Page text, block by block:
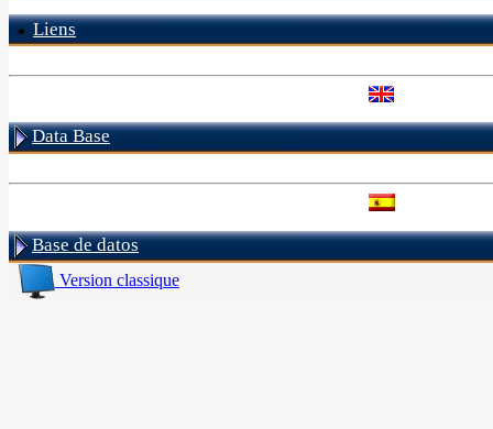
Liens
Data Base
Base de datos
Version classique